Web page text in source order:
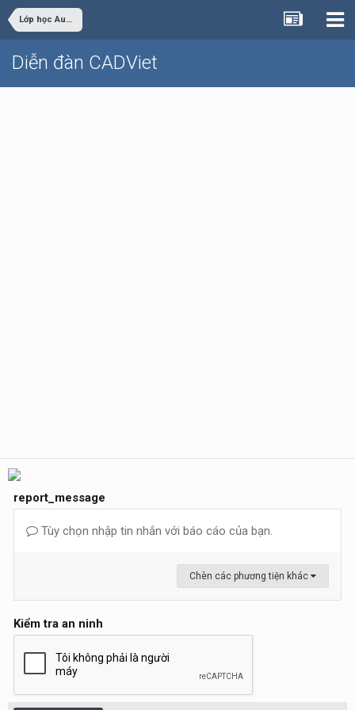
Lớp học AutoCAD nâng cao chuyên nghiệp Online
Diễn đàn CADViet
report_message
Tùy chọn nhập tin nhắn với báo cáo của bạn.
Chèn các phương tiện khác
Kiểm tra an ninh